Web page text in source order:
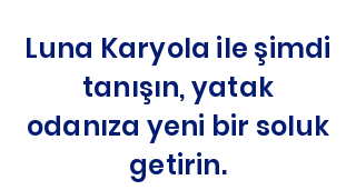
Luna Karyola ile şimdi
tanışın, yatak
odanıza yeni bir soluk
getirin.